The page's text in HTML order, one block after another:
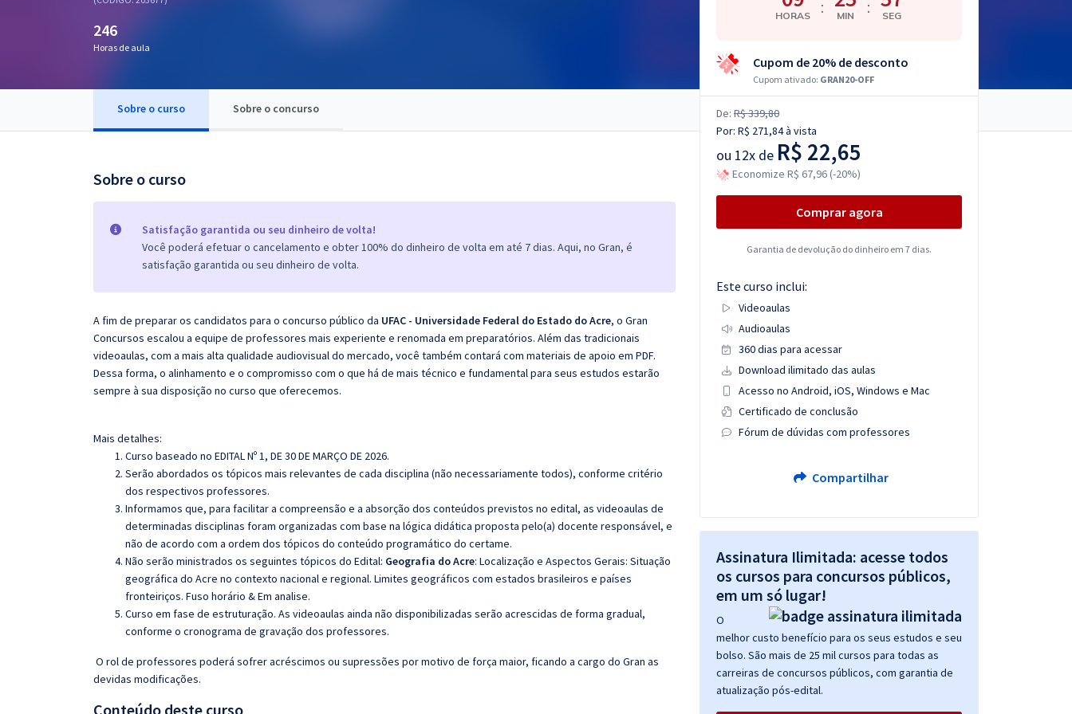
OAB
246
Horas de aula
Sobre o curso Sobre o concurso
Sobre o curso
Satisfação garantida ou seu dinheiro de volta!
Você poderá efetuar o cancelamento e obter 100% do dinheiro de volta em até 7 dias. Aqui, no Gran, é
satisfação garantida ou seu dinheiro de volta.
A fim de preparar os candidatos para o concurso público da UFAC - Universidade Federal do Estado do Acre, o Gran
Concursos escalou a equipe de professores mais experiente e renomada em preparatórios. Além das tradicionais
videoaulas, com a mais alta qualidade audiovisual do mercado, você também contará com materiais de apoio em PDF.
Dessa forma, o alinhamento e o compromisso com o que há de mais técnico e fundamental para seus estudos estarão
sempre à sua disposição no curso que oferecemos.
Mais detalhes:
Curso baseado no EDITAL Nº 1, DE 30 DE MARÇO DE 2026.
Serão abordados os tópicos mais relevantes de cada disciplina (não necessariamente todos), conforme critério
dos respectivos professores.
Informamos que, para facilitar a compreensão e a absorção dos conteúdos previstos no edital, as videoaulas de
determinadas disciplinas foram organizadas com base na lógica didática proposta pelo(a) docente responsável, e
não de acordo com a ordem dos tópicos do conteúdo programático do certame.
Não serão ministrados os seguintes tópicos do Edital: Geografia do Acre: Localização e Aspectos Gerais: Situação
geográfica do Acre no contexto nacional e regional. Limites geográficos com estados brasileiros e países
fronteiriços. Fuso horário & Em analise.
Curso em fase de estruturação. As videoaulas ainda não disponibilizadas serão acrescidas de forma gradual,
conforme o cronograma de gravação dos professores.
O rol de professores poderá sofrer acréscimos ou supressões por motivo de força maior, ficando a cargo do Gran as
devidas modificações.
Conteúdo deste curso
HORAS : MIN : SEG
Cupom de 20% de desconto
Cupom ativado: GRAN20-OFF
De: R$ 339,80
Por: R$ 271,84à vista
ou 12x de R$ 22,65
Economize R$ 67,96 (-20%)
Comprar agora
Garantia de devolução do dinheiro em 7 dias.
Este curso inclui:
Videoaulas
Audioaulas
360 dias para acessar
Download ilimitado das aulas
Acesso no Android, iOS, Windows e Mac
Certificado de conclusão
Fórum de dúvidas com professores
Compartilhar
Assinatura Ilimitada: acesse todos
os cursos para concursos públicos,
em um só lugar!
O
melhor custo benefício para os seus estudos e seu
bolso. São mais de 25 mil cursos para todas as
carreiras de concursos públicos, com garantia de
atualização pós-edital.